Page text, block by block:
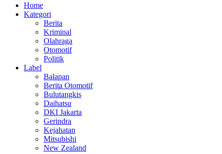
Home
Kategori
Berita
Kriminal
Olahraga
Otomotif
Politik
Label
Balapan
Berita Otomotif
Bulutangkis
Daihatsu
DKI Jakarta
Gerindra
Kejahatan
Mitsubishi
New Zealand